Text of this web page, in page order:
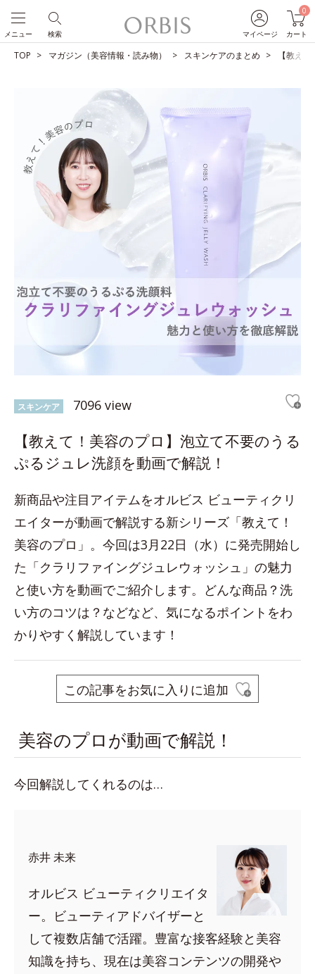
マイページ
0
カート
検索
メニュー
TOP マガジン（美容情報・読み物） スキンケアのまとめ 【教え
スキンケア 7096 view
【教えて！美容のプロ】泡立て不要のうる
ぷるジュレ洗顔を動画で解説！
新商品や注目アイテムをオルビス ビューティクリ
エイターが動画で解説する新シリーズ「教えて！
美容のプロ」。今回は3月22日（水）に発売開始し
た「クラリファイングジュレウォッシュ」の魅力
と使い方を動画でご紹介します。どんな商品？洗
い方のコツは？などなど、気になるポイントをわ
かりやすく解説しています！
この記事をお気に入りに追加
美容のプロが動画で解説！
今回解説してくれるのは…
赤井 未来
オルビス ビューティクリエイタ
ー。ビューティアドバイザーと
して複数店舗で活躍。豊富な接客経験と美容
知識を持ち、現在は美容コンテンツの開発や